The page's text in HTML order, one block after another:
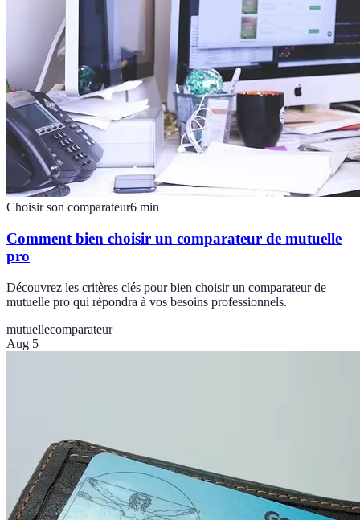
Choisir son comparateur6 min
Comment bien choisir un comparateur de mutuelle
pro
Découvrez les critères clés pour bien choisir un comparateur de
mutuelle pro qui répondra à vos besoins professionnels.
mutuellecomparateur
Aug 5